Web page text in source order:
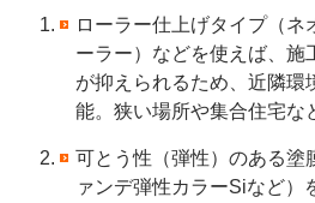
ローラー仕上げタイプ（ネ
ーラー）などを使えば、施
が抑えられるため、近隣環
能。狭い場所や集合住宅な
可とう性（弾性）のある塗
ァンデ弾性カラーSiなど）